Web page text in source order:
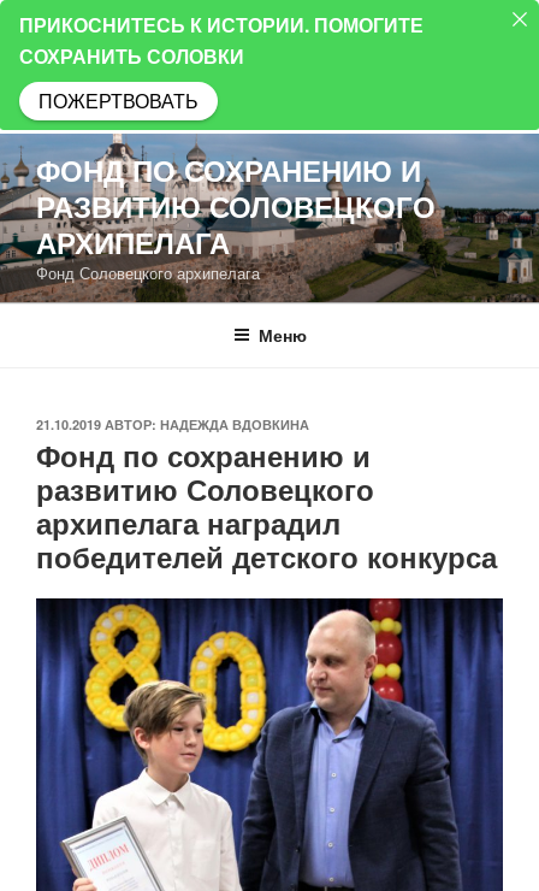
Перейти
к
содержимому
ФОНД ПО СОХРАНЕНИЮ И
РАЗВИТИЮ СОЛОВЕЦКОГО
АРХИПЕЛАГА
Фонд Соловецкого архипелага
Меню
ОПУБЛИКОВАНО
21.10.2019 АВТОР: НАДЕЖДА ВДОВКИНА
Фонд по сохранению и
развитию Соловецкого
архипелага наградил
победителей детского конкурса
ПРИКОСНИТЕСЬ К ИСТОРИИ. ПОМОГИТЕ
СОХРАНИТЬ СОЛОВКИ
ПОЖЕРТВОВАТЬ